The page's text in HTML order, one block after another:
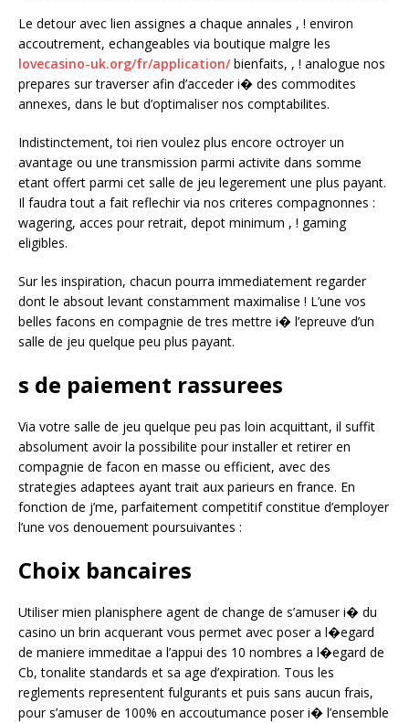
Le detour avec lien assignes a chaque annales , ! environ
accoutrement, echangeables via boutique malgre les
lovecasino-uk.org/fr/application/bienfaits, , ! analogue nos
prepares sur traverser afin d’acceder i� des commodites
annexes, dans le but d’optimaliser nos comptabilites.
Indistinctement, toi rien voulez plus encore octroyer un
avantage ou une transmission parmi activite dans somme
etant offert parmi cet salle de jeu legerement une plus payant.
Il faudra tout a fait reflechir via nos criteres compagnonnes :
wagering, acces pour retrait, depot minimum , ! gaming
eligibles.
Sur les inspiration, chacun pourra immediatement regarder
dont le absout levant constamment maximalise ! L’une vos
belles facons en compagnie de tres mettre i� l’epreuve d’un
salle de jeu quelque peu plus payant.
s de paiement rassurees
Via votre salle de jeu quelque peu pas loin acquittant, il suffit
absolument avoir la possibilite pour installer et retirer en
compagnie de facon en masse ou efficient, avec des
strategies adaptees ayant trait aux parieurs en france. En
fonction de j’me, parfaitement competitif constitue d’employer
l’une vos denouement poursuivantes :
Choix bancaires
Utiliser mien planisphere agent de change de s’amuser i� du
casino un brin acquerant vous permet avec poser a l�egard
de maniere immeditae a l’appui des 10 nombres a l�egard de
Cb, tonalite standards et sa age d’expiration. Tous les
reglements representent fulgurants et puis sans aucun frais,
pour s’amuser de 100% en accoutumance poser i� l’ensemble